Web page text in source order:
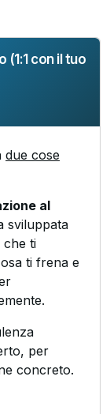
(1:1 con il tuo
due cose
al
sviluppata
che ti
ti frena e
per
concreto.